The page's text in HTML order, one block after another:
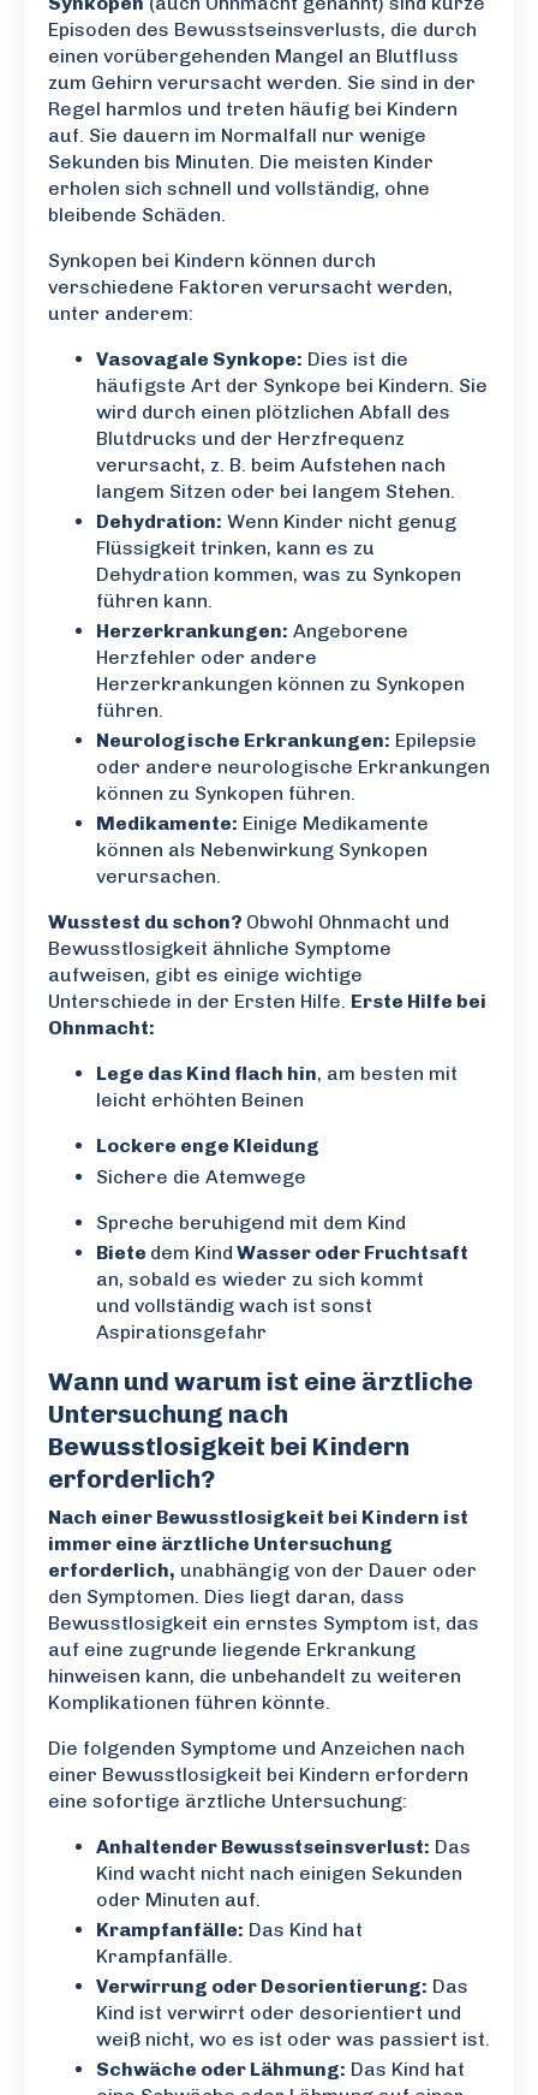
Episoden des Bewusstseinsverlusts, die durch
einen vorübergehenden Mangel an Blutfluss
zum Gehirn verursacht werden. Sie sind in der
Regel harmlos und treten häufig bei Kindern
auf. Sie dauern im Normalfall nur wenige
Sekunden bis Minuten. Die meisten Kinder
erholen sich schnell und vollständig, ohne
bleibende Schäden.
Synkopen bei Kindern können durch
verschiedene Faktoren verursacht werden,
unter anderem:
Vasovagale Synkope: Dies ist die
häufigste Art der Synkope bei Kindern. Sie
wird durch einen plötzlichen Abfall des
Blutdrucks und der Herzfrequenz
verursacht, z. B. beim Aufstehen nach
langem Sitzen oder bei langem Stehen.
Dehydration: Wenn Kinder nicht genug
Flüssigkeit trinken, kann es zu
Dehydration kommen, was zu Synkopen
führen kann.
Herzerkrankungen: Angeborene
Herzfehler oder andere
Herzerkrankungen können zu Synkopen
führen.
Neurologische Erkrankungen: Epilepsie
oder andere neurologische Erkrankungen
können zu Synkopen führen.
Medikamente: Einige Medikamente
können als Nebenwirkung Synkopen
verursachen.
Wusstest du schon? Obwohl Ohnmacht und
Bewusstlosigkeit ähnliche Symptome
aufweisen, gibt es einige wichtige
Unterschiede in der Ersten Hilfe. Erste Hilfe bei
Ohnmacht:
Lege das Kind flach hin, am besten mit
leicht erhöhten Beinen
Lockere enge Kleidung
Sichere die Atemwege
Spreche beruhigend mit dem Kind
Biete dem Kind Wasser oder Fruchtsaft
an, sobald es wieder zu sich kommt
und vollständig wach ist sonst
Aspirationsgefahr
Wann und warum ist eine ärztliche
Untersuchung nach
Bewusstlosigkeit bei Kindern
erforderlich?
Nach einer Bewusstlosigkeit bei Kindern ist
immer eine ärztliche Untersuchung
erforderlich, unabhängig von der Dauer oder
den Symptomen. Dies liegt daran, dass
Bewusstlosigkeit ein ernstes Symptom ist, das
auf eine zugrunde liegende Erkrankung
hinweisen kann, die unbehandelt zu weiteren
Komplikationen führen könnte.
Die folgenden Symptome und Anzeichen nach
einer Bewusstlosigkeit bei Kindern erfordern
eine sofortige ärztliche Untersuchung:
Anhaltender Bewusstseinsverlust: Das
Kind wacht nicht nach einigen Sekunden
oder Minuten auf.
Krampfanfälle: Das Kind hat
Krampfanfälle.
Verwirrung oder Desorientierung: Das
Kind ist verwirrt oder desorientiert und
weiß nicht, wo es ist oder was passiert ist.
Schwäche oder Lähmung: Das Kind hat